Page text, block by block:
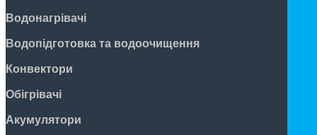
Водонагрівачі
Водопідготовка та водоочищення
Конвектори
Обігрівачі
Акумулятори